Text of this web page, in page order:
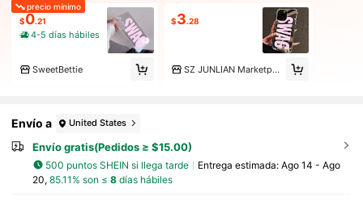
precio mínimo
$0.21
4-5 días hábiles
SweetBettie
$3.28
SZ JUNLIAN Marketplace
Envío a United States
Envío gratis(Pedidos ≥ $15.00)
500 puntos SHEIN si llega tarde Entrega estimada: Ago 14 - Ago
20, 85.11% son ≤ 8días hábiles